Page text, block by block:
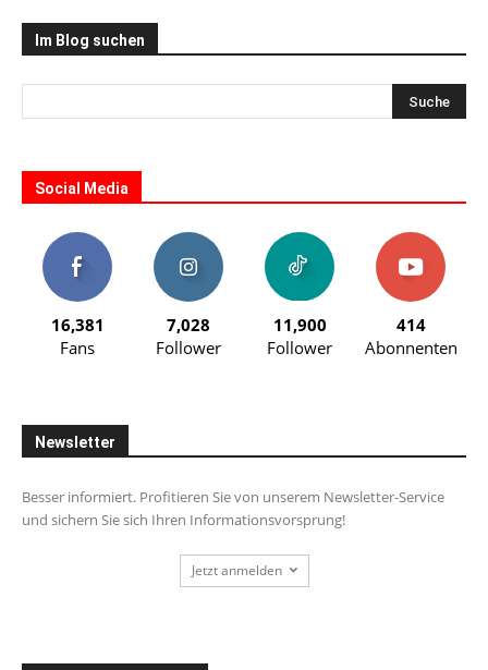
Im Blog suchen
Social Media
16,381
Fans
7,028
Follower
11,900
Follower
414
Abonnenten
Newsletter
Besser informiert. Profitieren Sie von unserem Newsletter-Service
und sichern Sie sich Ihren Informationsvorsprung!
Jetzt anmelden